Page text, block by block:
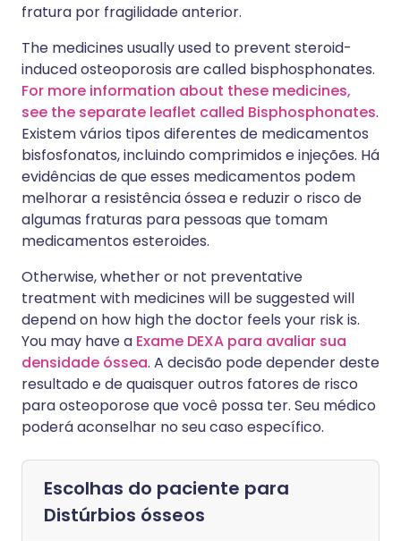
fratura por fragilidade anterior.
The medicines usually used to prevent steroid-
induced osteoporosis are called bisphosphonates.
For more information about these medicines,
see the separate leaflet called Bisphosphonates.
Existem vários tipos diferentes de medicamentos
bisfosfonatos, incluindo comprimidos e injeções. Há
evidências de que esses medicamentos podem
melhorar a resistência óssea e reduzir o risco de
algumas fraturas para pessoas que tomam
medicamentos esteroides.
Otherwise, whether or not preventative
treatment with medicines will be suggested will
depend on how high the doctor feels your risk is.
You may have a Exame DEXA para avaliar sua
densidade óssea. A decisão pode depender deste
resultado e de quaisquer outros fatores de risco
para osteoporose que você possa ter. Seu médico
poderá aconselhar no seu caso específico.
Escolhas do paciente para
Distúrbios ósseos